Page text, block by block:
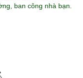
ban công nhà bạn.